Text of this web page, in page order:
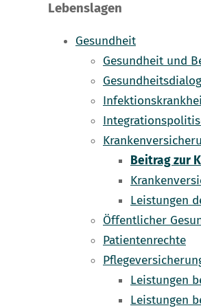
Lebenslagen
Gesundheit
Gesundheit und
Beitrag zur
Leistungen
Öffentlicher
Patientenrechte
Leistungen
Leistungen